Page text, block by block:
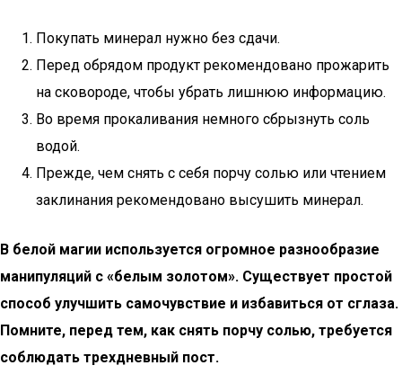
Покупать минерал нужно без сдачи.
Перед обрядом продукт рекомендовано прожарить
на сковороде, чтобы убрать лишнюю информацию.
Во время прокаливания немного сбрызнуть соль
водой.
Прежде, чем снять с себя порчу солью или чтением
заклинания рекомендовано высушить минерал.
В белой магии используется огромное разнообразие
манипуляций с «белым золотом». Существует простой
способ улучшить самочувствие и избавиться от сглаза.
Помните, перед тем, как снять порчу солью, требуется
соблюдать трехдневный пост.